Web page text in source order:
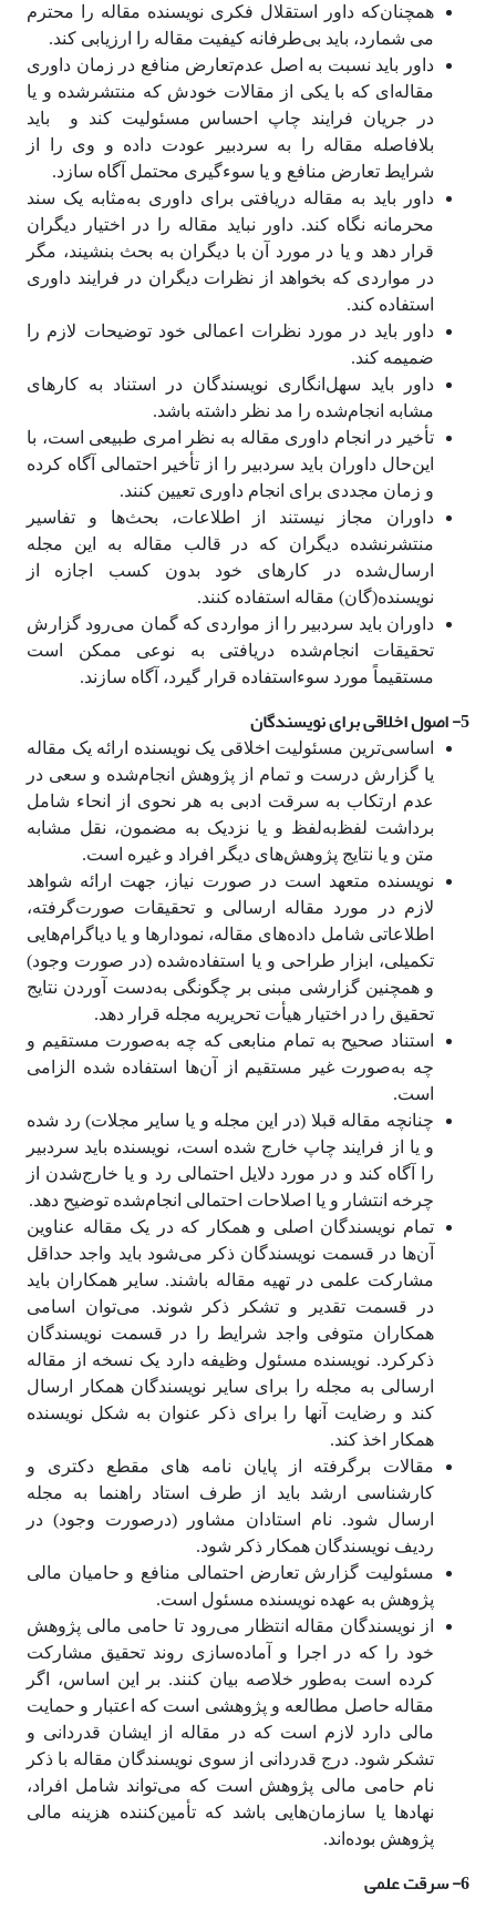
همچنان‌که داور استقلال فکری نویسنده مقاله را محترم
می شمارد، باید بی‌طرفانه کیفیت مقاله را ارزیابی کند.
داور باید نسبت به اصل عدم‌تعارض منافع در زمان داوری
مقاله‌ای که با یکی از مقالات خودش که منتشر‌شده و یا
در جریان فرایند چاپ احساس مسئولیت کند و باید
بلافاصله مقاله را به سردبیر عودت داده و وی را از
شرایط تعارض منافع و یا سوءگیری محتمل آگاه سازد.
داور باید به مقاله دریافتی برای داوری به‌مثابه یک سند
محرمانه نگاه کند. داور نباید مقاله را در اختیار دیگران
قرار دهد و یا در مورد آن با دیگران به بحث بنشیند، مگر
در مواردی که بخواهد از نظرات دیگران در فرایند داوری
استفاده کند.
داور باید در مورد نظرات اعمالی خود توضیحات لازم را
ضمیمه کند.
داور باید سهل‌انگاری نویسندگان در استناد به کارهای
مشابه انجام‌شده را مد نظر داشته باشد.
تأخیر در انجام داوری مقاله به نظر امری طبیعی است، با
این‌حال داوران باید سردبیر را از تأخیر احتمالی آگاه کرده
و زمان مجددی برای انجام داوری تعیین کنند.
داوران مجاز نیستند از اطلاعات، بحث‌ها و تفاسیر
منتشر‌نشده دیگران که در قالب مقاله به این مجله
ارسال‌شده در کارهای خود بدون کسب اجازه از
نویسنده(گان) مقاله استفاده کنند.
داوران باید سردبیر را از مواردی که گمان می‌رود گزارش
تحقیقات انجام‌شده دریافتی به نوعی ممکن است
مستقیماً مورد سوء‌استفاده قرار گیرد، آگاه سازند.
5- اصول اخلاقی برای نویسندگان
اساسی‌ترین مسئولیت اخلاقی یک نویسنده ارائه یک مقاله
یا گزارش درست و تمام از پژوهش انجام‌شده و سعی در
عدم ارتکاب به سرقت ادبی به هر نحوی از انحاء شامل
برداشت لفظ‌به‌لفظ و یا نزدیک به مضمون، نقل مشابه
متن و یا نتایج پژوهش‌های دیگر افراد و غیره است.
نویسنده متعهد است در صورت نیاز، جهت ارائه شواهد
لازم در مورد مقاله ارسالی و تحقیقات صورت‌گرفته،
اطلاعاتی شامل داده‌های مقاله، نمودارها و یا دیاگرام‌هایی
تکمیلی، ابزار طراحی و یا استفاده‌شده (در صورت وجود)
و همچنین گزارشی مبنی بر چگونگی به‌دست آوردن نتایج
تحقیق را در اختیار هیأت تحریریه مجله قرار دهد.
استناد صحیح به تمام منابعی که چه به‌صورت مستقیم و
چه به‌صورت غیر مستقیم از آن‌ها استفاده شده الزامی
است.
چنانچه مقاله قبلا (در این مجله و یا سایر مجلات) رد شده
و یا از فرایند چاپ خارج شده است، نویسنده باید سردبیر
را آگاه کند و در مورد دلایل احتمالی رد و یا خارج‌شدن از
چرخه انتشار و یا اصلاحات احتمالی انجام‌شده توضیح دهد.
تمام نویسندگان اصلی و همکار که در یک مقاله عناوین
آن‌ها در قسمت نویسندگان ذکر می‌شود باید واجد حداقل
مشارکت علمی در تهیه مقاله باشند. سایر همکاران باید
در قسمت تقدیر و تشکر ذکر شوند. می‌توان اسامی
همکاران متوفی واجد شرایط را در قسمت نویسندگان
ذکرکرد. نویسنده مسئول وظیفه دارد یک نسخه از مقاله
ارسالی به مجله را برای سایر نویسندگان همکار ارسال
کند و رضایت آنها را برای ذکر عنوان به شکل نویسنده
همکار اخذ کند.
مقالات برگرفته از پایان نامه های مقطع دکتری و
کارشناسی ارشد باید از طرف استاد راهنما به مجله
ارسال شود. نام استادان مشاور (درصورت وجود) در
ردیف نویسندگان همکار ذکر شود.
مسئولیت گزارش تعارض احتمالی منافع و حامیان مالی
پژوهش به عهده نویسنده مسئول است.
از نویسندگان مقاله انتظار می‌رود تا حامی مالی پژوهش
خود را که در اجرا و آماده‌سازی روند تحقیق مشارکت
کرده است به‌طور خلاصه بیان کنند. بر این اساس، اگر
مقاله حاصل مطالعه و پژوهشی است که اعتبار و حمایت
مالی دارد لازم است که در مقاله از ایشان قدردانی و
تشکر شود. درج قدردانی از سوی نویسندگان مقاله با ذکر
نام حامی مالی پژوهش است که می‌تواند شامل افراد،
نهادها یا سازمان‌هایی باشد که تأمین‌کننده هزینه مالی
پژوهش بوده‌اند.
6- سرقت علمی